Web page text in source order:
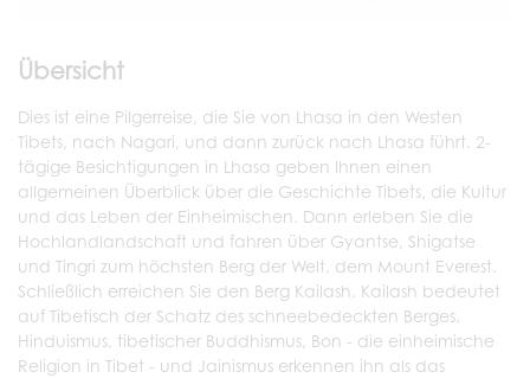
Übersicht
Dies ist eine Pilgerreise, die Sie von Lhasa in den Westen
Tibets, nach Nagari, und dann zurück nach Lhasa führt. 2-
tägige Besichtigungen in Lhasa geben Ihnen einen
allgemeinen Überblick über die Geschichte Tibets, die Kultur
und das Leben der Einheimischen. Dann erleben Sie die
Hochlandlandschaft und fahren über Gyantse, Shigatse
und Tingri zum höchsten Berg der Welt, dem Mount Everest.
Schließlich erreichen Sie den Berg Kailash. Kailash bedeutet
auf Tibetisch der Schatz des schneebedeckten Berges.
Hinduismus, tibetischer Buddhismus, Bon - die einheimische
Religion in Tibet - und Jainismus erkennen ihn als das